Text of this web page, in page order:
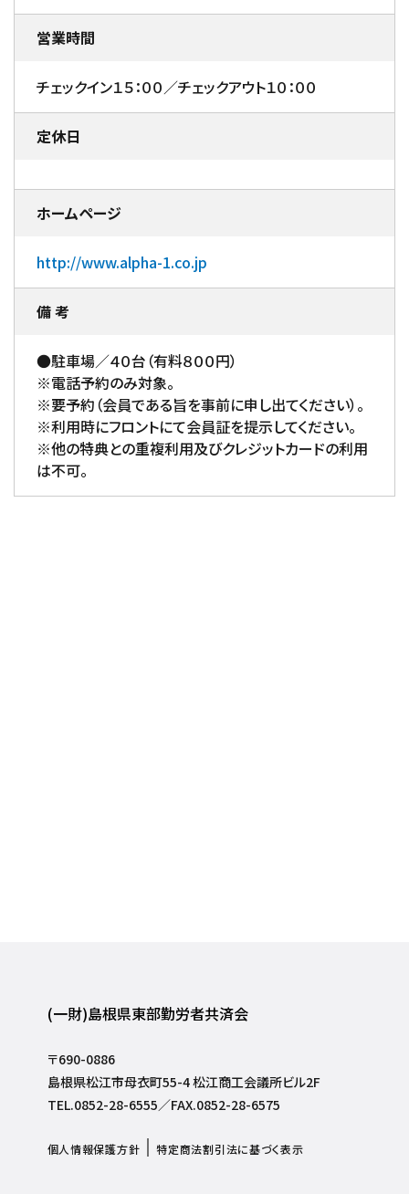
営業時間
チェックイン１５：００／チェックアウト１０：００
定休日
ホームページ
http://www.alpha-1.co.jp
備 考
●駐車場／４０台（有料８００円）
※電話予約のみ対象。
※要予約（会員である旨を事前に申し出てください）。
※利用時にフロントにて会員証を提示してください。
※他の特典との重複利用及びクレジットカードの利用
は不可。
(一財)島根県東部勤労者共済会
〒690-0886
島根県松江市母衣町55-4 松江商工会議所ビル2F
TEL.0852-28-6555／FAX.0852-28-6575
個人情報保護方針 特定商法割引法に基づく表示